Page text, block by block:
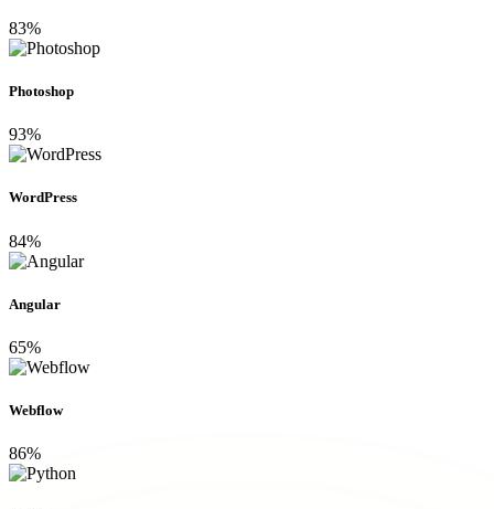
83%
Photoshop
93%
WordPress
84%
Angular
65%
Webflow
86%